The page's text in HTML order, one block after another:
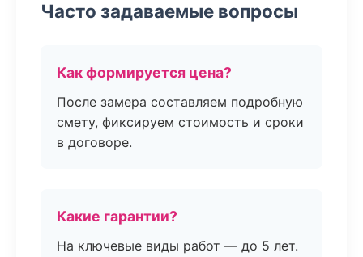
Часто задаваемые вопросы
Как формируется цена?
После замера составляем подробную
смету, фиксируем стоимость и сроки
в договоре.
Какие гарантии?
На ключевые виды работ — до 5 лет.